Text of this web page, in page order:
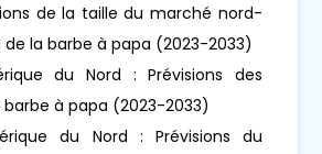
de la taille du marché nord-
la barbe à papa (2023-2033)
du Nord : Prévisions des
à papa (2023-2033)
du Nord : Prévisions du